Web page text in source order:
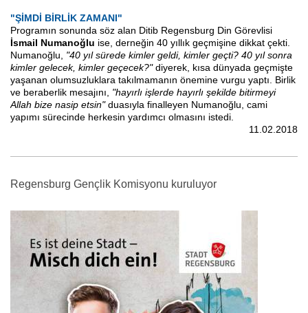
"ŞİMDİ BİRLİK ZAMANI"
Programın sonunda söz alan Ditib Regensburg Din Görevlisi
İsmail Numanoğlu ise, derneğin 40 yıllık geçmişine dikkat çekti.
Numanoğlu, "40 yıl sürede kimler geldi, kimler geçti? 40 yıl sonra
kimler gelecek, kimler geçecek?"diyerek, kısa dünyada geçmişte
yaşanan olumsuzluklara takılmamanın önemine vurgu yaptı. Birlik
ve beraberlik mesajını, "hayırlı işlerde hayırlı şekilde bitirmeyi
Allah bize nasip etsin"duasıyla finalleyen Numanoğlu, cami
yapımı sürecinde herkesin yardımcı olmasını istedi.
11.02.2018
Regensburg Gençlik Komisyonu kuruluyor